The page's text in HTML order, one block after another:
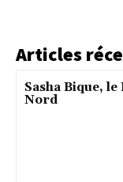
Articles
Sasha Bique,
Nord